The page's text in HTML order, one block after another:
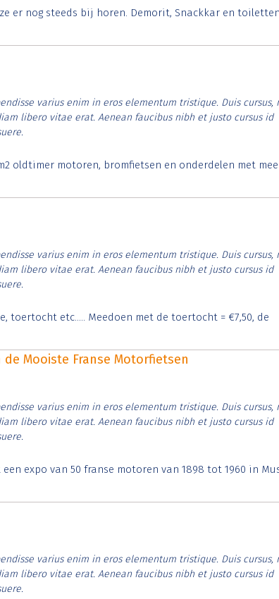
er nog steeds bij horen. Demorit, Snackkar en
varius enim in eros elementum tristique. Duis cursus,
libero vitae erat. Aenean faucibus nibh et justo cursus id
oldtimer motoren, bromfietsen en onderdelen met
varius enim in eros elementum tristique. Duis cursus,
libero vitae erat. Aenean faucibus nibh et justo cursus id
etc..... Meedoen met de toertocht = €7,50, de
Mooiste Franse Motorfietsen
varius enim in eros elementum tristique. Duis cursus,
libero vitae erat. Aenean faucibus nibh et justo cursus id
expo van 50 franse motoren van 1898 tot 1960 in
varius enim in eros elementum tristique. Duis cursus,
libero vitae erat. Aenean faucibus nibh et justo cursus id